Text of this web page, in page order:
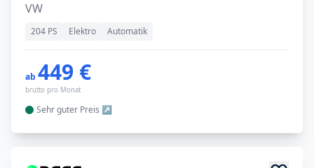
VW
204 PS Elektro Automatik
ab 449 €
brutto pro Monat
Sehr guter Preis